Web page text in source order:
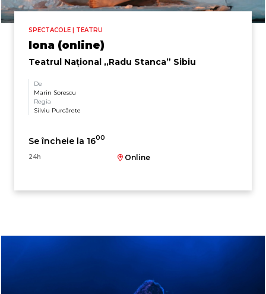
SPECTACOLE | TEATRU
Iona (online)
Teatrul Național „Radu Stanca” Sibiu
De
Marin Sorescu
Regia
Silviu Purcărete
Se încheie la 1600
24h Online